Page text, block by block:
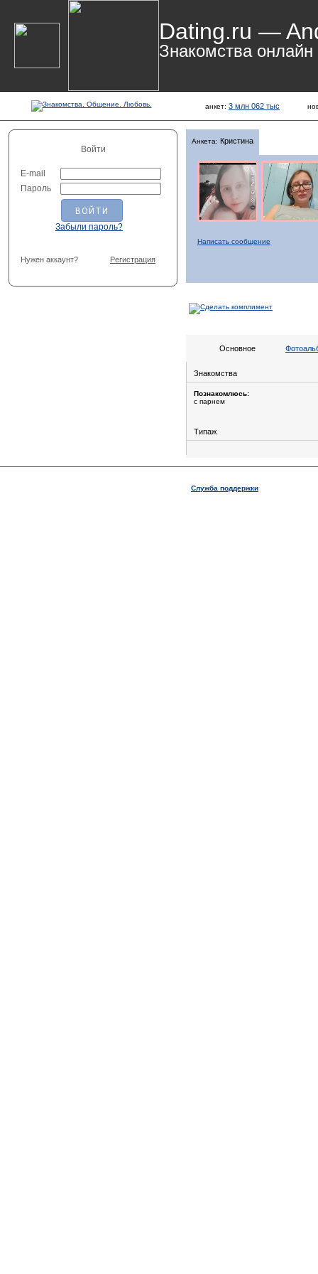
Dating.ru —
Знакомства онлайн
анкет: 3 млн 062 тыс
Войти
E-mail
Пароль
Забыли пароль?
Нужен аккаунт? Регистрация
Анкета: Кристина
Написать сообщение
Основное
Знакомства
Познакомлюсь:
с парнем
Типаж
Служба поддержки